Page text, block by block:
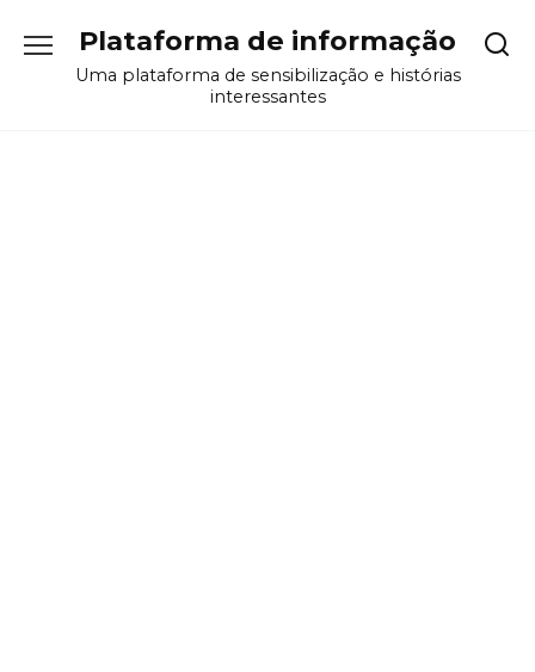
содержанию
Plataforma de informação
Uma plataforma de sensibilização e histórias
interessantes